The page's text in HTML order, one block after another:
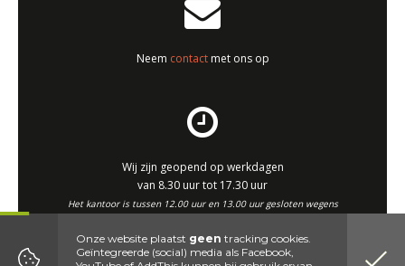
Neem contactmet ons op
Wij zijn geopend op werkdagen
van 8.30 uur tot 17.30 uur
Het kantoor is tussen 12.00 uur en 13.00 uur gesloten wegens
Website by DenK Internet Solutions
Onze website plaatst geen tracking cookies.
Geïntegreerde (social) media als Facebook,